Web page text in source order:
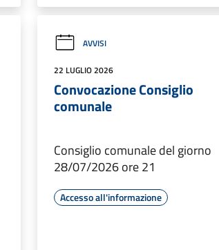
AVVISI
22 LUGLIO 2026
Convocazione Consiglio
comunale
Consiglio comunale del giorno
28/07/2026 ore 21
Accesso all'informazione